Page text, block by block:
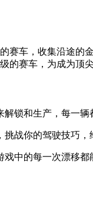
赛车，收集沿途
赛车，为成为顶
锁和生产，每一辆
战你的驾驶技巧，
中的每一次漂移都